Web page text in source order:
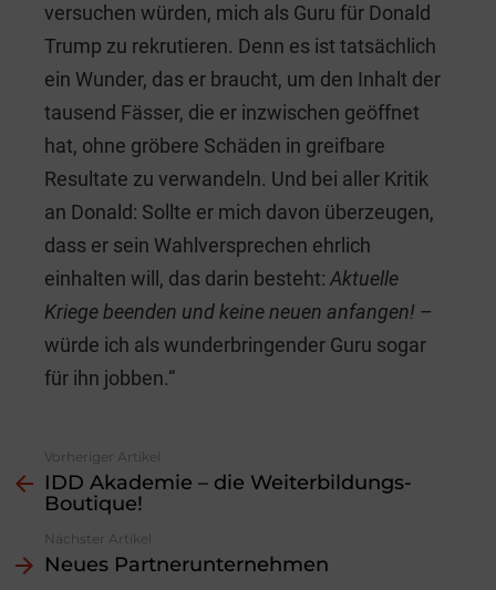
versuchen würden, mich als Guru für Donald
Trump zu rekrutieren. Denn es ist tatsächlich
ein Wunder, das er braucht, um den Inhalt der
tausend Fässer, die er inzwischen geöffnet
hat, ohne gröbere Schäden in greifbare
Resultate zu verwandeln. Und bei aller Kritik
an Donald: Sollte er mich davon überzeugen,
dass er sein Wahlversprechen ehrlich
einhalten will, das darin besteht: Aktuelle
Kriege beenden und keine neuen anfangen! –
würde ich als wunderbringender Guru sogar
für ihn jobben.“
more
Vorheriger Artikel
IDD Akademie – die Weiterbildungs-
Boutique!
Nächster Artikel
Neues Partnerunternehmen